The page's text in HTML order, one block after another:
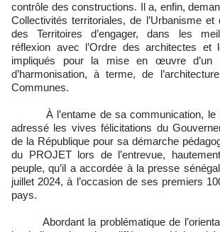
contrôle des constructions. Il a, enfin,
Collectivités territoriales, de l’Urbanisme et
des Territoires d’engager, dans les
réflexion avec l’Ordre des architectes et
impliqués pour la mise en œuvre d’un
d’harmonisation, à terme, de
Communes.
À l’entame de sa communication, le
adressé les vives félicitations du
de la République pour sa démarche
du PROJET lors de l’entrevue,
peuple, qu’il a accordée à la presse
juillet 2024, à l’occasion de ses premiers
pays.
Abordant la problématique de